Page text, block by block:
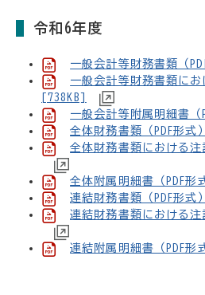
令和6年度
一般会計等財務書類（
一般会計等財務書類にお
[738KB]
一般会計等附属明細書（
全体財務書類（PDF形式
全体財務書類における注
全体附属明細書（PDF形
連結財務書類（PDF形式
連結財務書類における注
連結附属明細書（PDF形